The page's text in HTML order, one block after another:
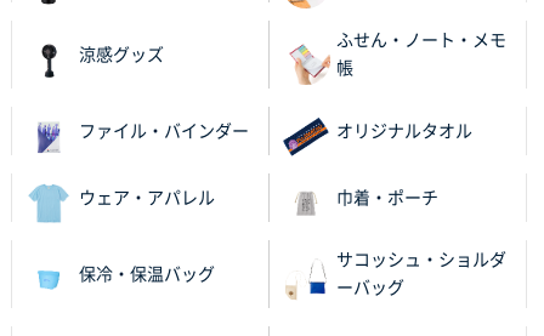
富山県O社様
uni ジェットストリーム 07
100枚
安い、早い
埼玉県G社様
涼感グッズ
ふせん・ノート・メモ
帳
ファイル・バインダー オリジナルタオル
ウェア・アパレル 巾着・ポーチ
保冷・保温バッグ
サコッシュ・ショルダ
ーバッグ